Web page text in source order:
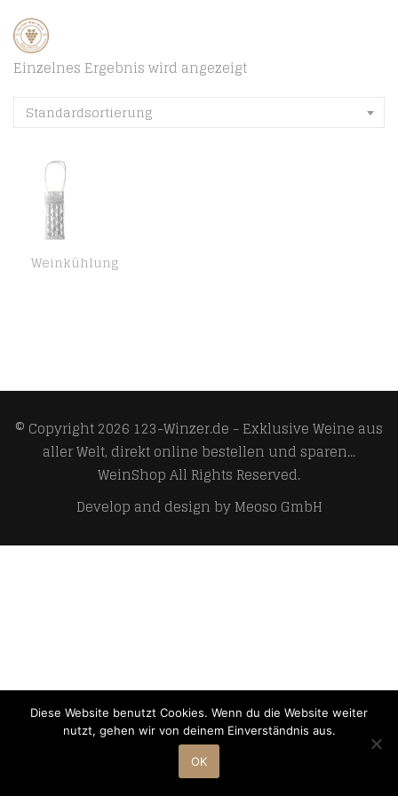
Einzelnes Ergebnis wird angezeigt
Standardsortierung
Weinkühlung
© Copyright 2026 123-Winzer.de - Exklusive Weine aus
aller Welt, direkt online bestellen und sparen...
WeinShopAll Rights Reserved.
Develop and design byMeoso GmbH
Diese Website benutzt Cookies. Wenn du die Website weiter
nutzt, gehen wir von deinem Einverständnis aus.
OK